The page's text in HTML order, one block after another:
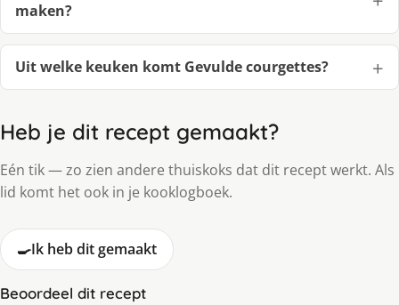
maken?
Uit welke keuken komt Gevulde courgettes?
Heb je dit recept gemaakt?
Eén tik — zo zien andere thuiskoks dat dit recept werkt. Als
lid komt het ook in je kooklogboek.
🍳Ik heb dit gemaakt
Beoordeel dit recept